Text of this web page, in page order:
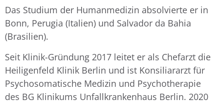
Das Studium der Humanmedizin absolvierte er in
Bonn, Perugia (Italien) und Salvador da Bahia
(Brasilien).
Seit Klinik-Gründung 2017 leitet er als Chefarzt die
Heiligenfeld Klinik Berlin und ist Konsiliararzt für
Psychosomatische Medizin und Psychotherapie
des BG Klinikums Unfallkrankenhaus Berlin. 2020